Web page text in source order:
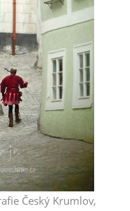
Český Krumlov,